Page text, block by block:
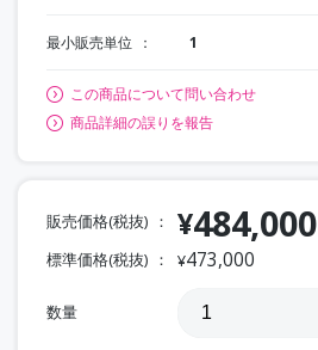
最小販売単位 1
この商品について問い合わせ
商品詳細の誤りを報告
販売価格(税抜) ¥484,000
標準価格(税抜) ¥473,000
数量